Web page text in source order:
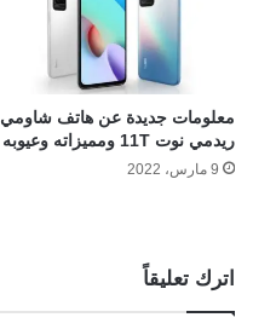
معلومات جديدة عن هاتف شاومي
ريدمي نوت 11T ومميزاته وعيوبه
9 مارس، 2022
اترك تعليقاً